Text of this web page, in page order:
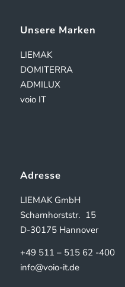
Unsere Marken
LIEMAK
DOMITERRA
ADMILUX
voio IT
Adresse
LIEMAK GmbH
Scharnhorststr. 15
D-30175 Hannover
+49 511 – 515 62 -400
info@voio-it.de